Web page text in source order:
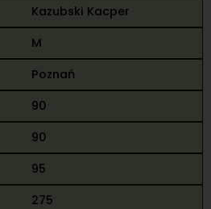
Kazubski Kacper
M
Poznań
90
90
95
275